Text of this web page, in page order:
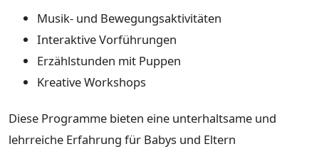
Musik- und Bewegungsaktivitäten
Interaktive Vorführungen
Erzählstunden mit Puppen
Kreative Workshops
Diese Programme bieten eine unterhaltsame und
lehrreiche Erfahrung für Babys und Eltern